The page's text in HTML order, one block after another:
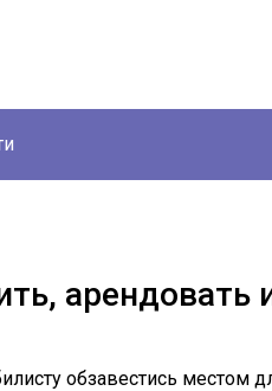
арендовать
обзавестись местом